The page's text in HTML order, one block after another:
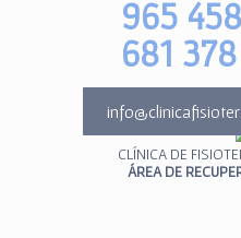
965
681
CLÍNICA DE
ÁREA DE